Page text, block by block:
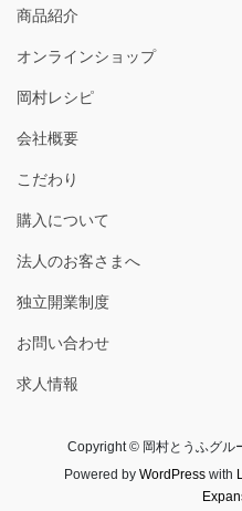
商品紹介
オンラインショップ
岡村レシピ
会社概要
こだわり
購入について
法人のお客さまへ
独立開業制度
お問い合わせ
求人情報
Copyright © 岡村とうふグル
Powered by WordPresswith